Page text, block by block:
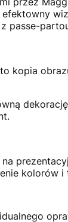
passe-
kopia
kolorów